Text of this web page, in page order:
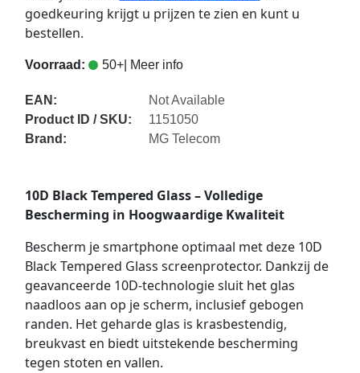
goedkeuring krijgt u prijzen te zien en kunt u
bestellen.
Voorraad: 50+| Meer info
EAN:
Not Available
Product ID / SKU:
1151050
Brand:
MG Telecom
10D Black Tempered Glass – Volledige
Bescherming in Hoogwaardige Kwaliteit
Bescherm je smartphone optimaal met deze 10D
Black Tempered Glass screenprotector. Dankzij de
geavanceerde 10D-technologie sluit het glas
naadloos aan op je scherm, inclusief gebogen
randen. Het geharde glas is krasbestendig,
breukvast en biedt uitstekende bescherming
tegen stoten en vallen.